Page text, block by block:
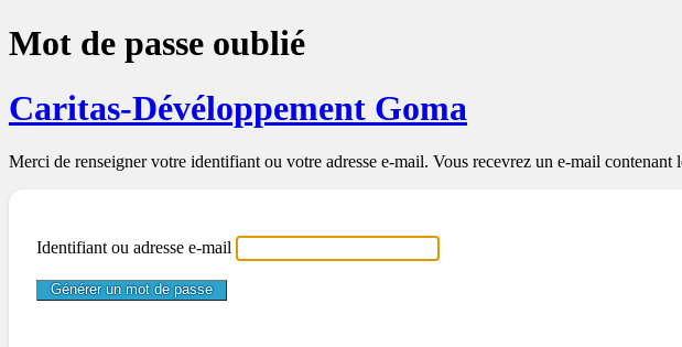
Mot de passe oublié
Caritas-Dévéloppement Goma
Merci de renseigner votre identifiant ou votre adresse e-mail. Vous recevrez un e-mail
Identifiant ou adresse e-mail